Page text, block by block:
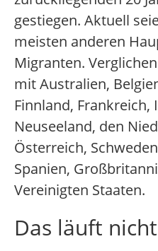
gestiegen. Aktuell
meisten anderen
Migranten.
mit Australien,
Finnland, Frankreich,
Neuseeland, den
Österreich,
Spanien,
Vereinigten Staaten.
Das läuft